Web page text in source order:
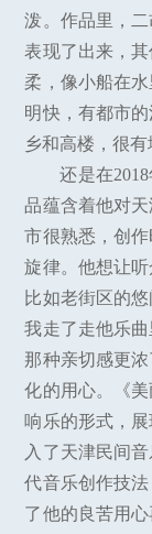
泼。作品里，
表现了出来，
柔，像小船在
明快，有都市
乡和高楼，很有
还是在
品蕴含着他对
市很熟悉，创
旋律。他想让
比如老街区的
我走了走他乐
那种亲切感更
化的用心。《
响乐的形式，
入了天津民间
代音乐创作技
了他的良苦用